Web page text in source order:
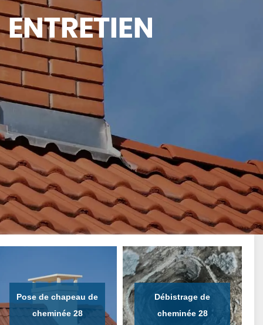
Pose de chapeau de
cheminée 28
Débistrage de
cheminée 28